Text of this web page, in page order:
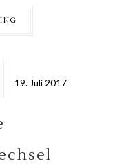
19. Juli 2017